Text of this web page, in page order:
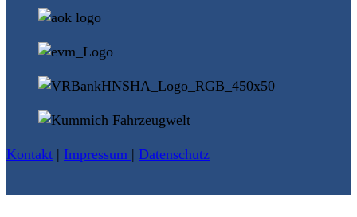
Kontakt | Impressum | Datenschutz